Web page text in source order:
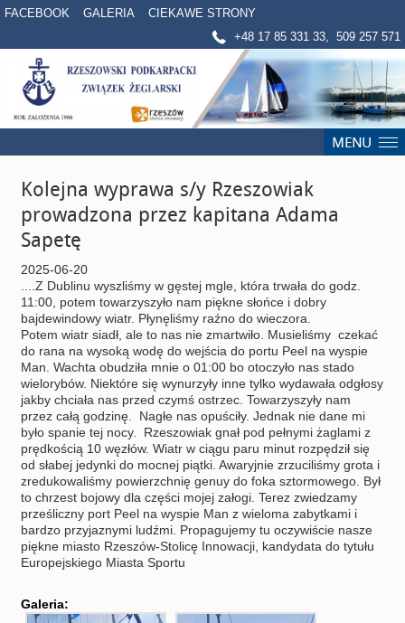
FACEBOOK GALERIA
CIEKAWE STRONY
+48 17 85 331 33, 509 257 571
Kolejna wyprawa s/y Rzeszowiak
prowadzona przez kapitana Adama
Sapetę
2025-06-20
....Z Dublinu wyszliśmy w gęstej mgle, która trwała do godz.
11:00, potem towarzyszyło nam piękne słońce i dobry
bajdewindowy wiatr. Płynęliśmy raźno do wieczora.
Potem wiatr siadł, ale to nas nie zmartwiło. Musieliśmy czekać
do rana na wysoką wodę do wejścia do portu Peel na wyspie
Man. Wachta obudziła mnie o 01:00 bo otoczyło nas stado
wielorybów. Niektóre się wynurzyły inne tylko wydawała odgłosy
jakby chciała nas przed czymś ostrzec. Towarzyszyły nam
przez całą godzinę. Nagłe nas opuściły. Jednak nie dane mi
było spanie tej nocy. Rzeszowiak gnał pod pełnymi żaglami z
prędkością 10 węzłów. Wiatr w ciągu paru minut rozpędził się
od słabej jedynki do mocnej piątki. Awaryjnie zrzuciliśmy grota i
zredukowaliśmy powierzchnię genuy do foka sztormowego. Był
to chrzest bojowy dla części mojej załogi. Terez zwiedzamy
prześliczny port Peel na wyspie Man z wieloma zabytkami i
bardzo przyjaznymi ludźmi. Propagujemy tu oczywiście nasze
piękne miasto Rzeszów-Stolicę Innowacji, kandydata do tytułu
Europejskiego Miasta Sportu
Galeria: